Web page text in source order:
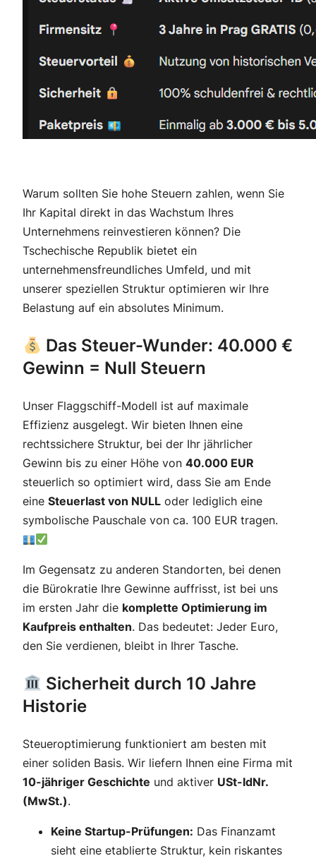
Warum sollten Sie hohe Steuern zahlen, wenn Sie
Ihr Kapital direkt in das Wachstum Ihres
Unternehmens reinvestieren können? Die
Tschechische Republik bietet ein
unternehmensfreundliches Umfeld, und mit
unserer speziellen Struktur optimieren wir Ihre
Belastung auf ein absolutes Minimum.
Das Steuer-Wunder: 40.000 €
Gewinn = Null Steuern
Unser Flaggschiff-Modell ist auf maximale
Effizienz ausgelegt. Wir bieten Ihnen eine
rechtssichere Struktur, bei der Ihr jährlicher
Gewinn bis zu einer Höhe von 40.000 EUR
steuerlich so optimiert wird, dass Sie am Ende
eine Steuerlast von NULL oder lediglich eine
symbolische Pauschale von ca. 100 EUR tragen.
Im Gegensatz zu anderen Standorten, bei denen
die Bürokratie Ihre Gewinne auffrisst, ist bei uns
im ersten Jahr die komplette Optimierung im
Kaufpreis enthalten. Das bedeutet: Jeder Euro,
den Sie verdienen, bleibt in Ihrer Tasche.
Sicherheit durch 10 Jahre
Historie
Steueroptimierung funktioniert am besten mit
einer soliden Basis. Wir liefern Ihnen eine Firma mit
10-jähriger Geschichte und aktiver USt-IdNr.
(MwSt.).
Keine Startup-Prüfungen: Das Finanzamt
sieht eine etablierte Struktur, kein riskantes